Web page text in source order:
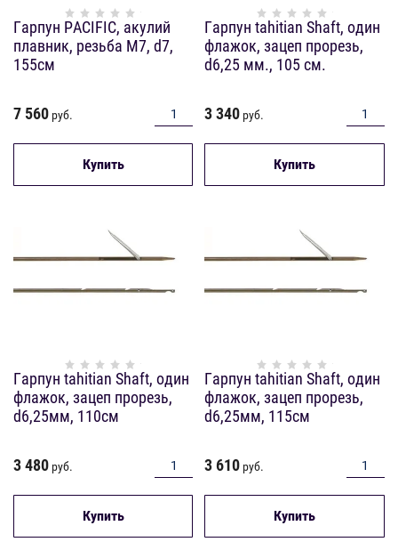
Гарпун PACIFIC, акулий
плавник, резьба М7, d7,
155см
7 560 руб.
Купить
Гарпун tahitian Shaft, один
флажок, зацеп прорезь,
d6,25 мм., 105 см.
3 340 руб.
Купить
Гарпун tahitian Shaft, один
флажок, зацеп прорезь,
d6,25мм, 110см
3 480 руб.
Купить
Гарпун tahitian Shaft, один
флажок, зацеп прорезь,
d6,25мм, 115см
3 610 руб.
Купить